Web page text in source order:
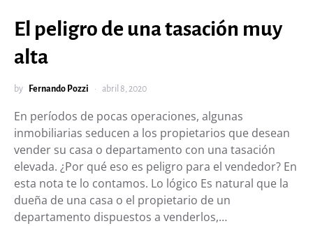
El peligro de una tasación muy
alta
by Fernando Pozzi abril 8, 2020
En períodos de pocas operaciones, algunas
inmobiliarias seducen a los propietarios que desean
vender su casa o departamento con una tasación
elevada. ¿Por qué eso es peligro para el vendedor? En
esta nota te lo contamos. Lo lógico Es natural que la
dueña de una casa o el propietario de un
departamento dispuestos a venderlos,…